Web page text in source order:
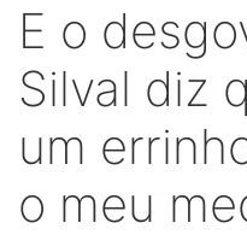
E o
Silval diz
um
o meu